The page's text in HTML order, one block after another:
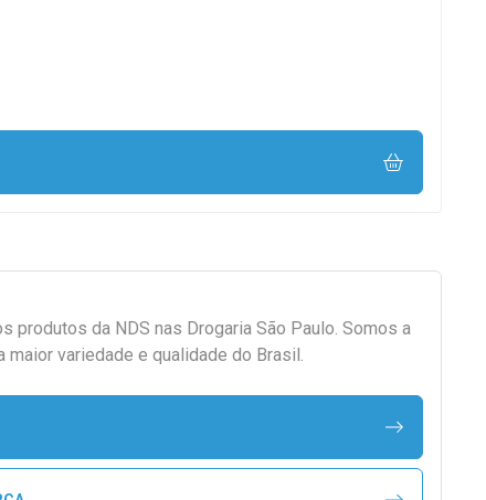
produtos da NDS nas Drogaria São Paulo. Somos a
maior variedade e qualidade do Brasil.